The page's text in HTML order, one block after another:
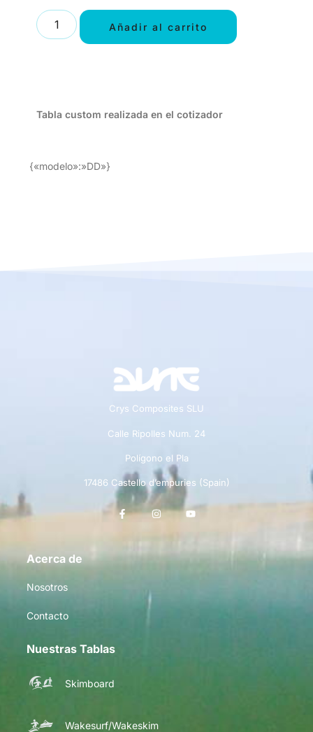
Añadir al carrito
Tabla custom realizada en el cotizador
{«modelo»:»DD»}
Crys Composites SLU
Calle Ripolles Num. 24
Polígono el Pla
17486 Castello d’empuries (Spain)
Acerca de
Nosotros
Contacto
Nuestras Tablas
Skimboard
Wakesurf/Wakeskim